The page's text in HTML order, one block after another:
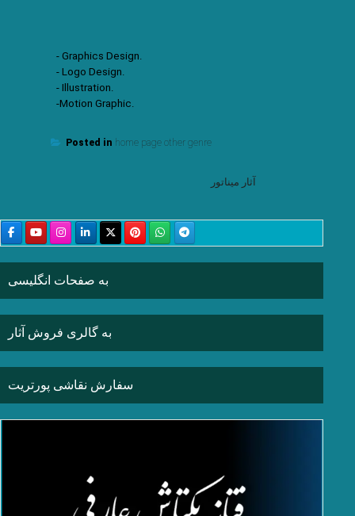
- Graphics Design.
- Logo Design.
- Illustration.
-Motion Graphic.
Posted in home page other genre
آثار میناتور
به صفحات انگلیسی
به گالری فروش آثار
سفارش نقاشی پورتریت